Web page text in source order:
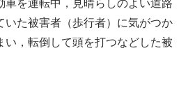
車を運転中，見晴らしのよい道路
いた被害者（歩行者）に気がつか
い，転倒して頭を打つなどした被